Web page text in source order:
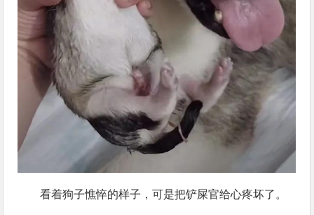
看着狗子憔悴的样子，可是把铲屎官给心疼坏了。